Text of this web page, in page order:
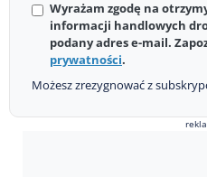
Wyrażam zgodę na
informacji handlowych
podany adres e-mail.
prywatności.
Możesz zrezygnować z